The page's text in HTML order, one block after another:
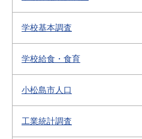
学校基本調査
学校給食・食育
小松島市人口
工業統計調査